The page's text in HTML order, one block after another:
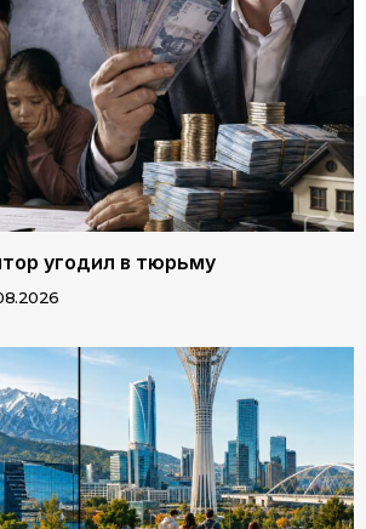
угодил в тюрьму